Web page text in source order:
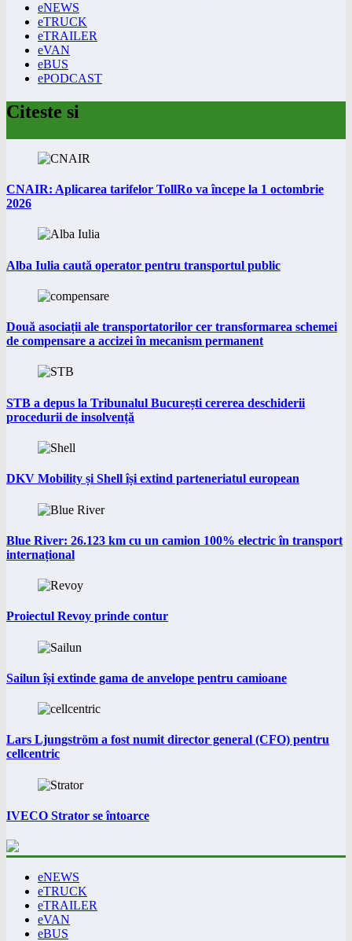
eNEWS
eTRUCK
eTRAILER
eVAN
eBUS
ePODCAST
Citeste si
CNAIR: Aplicarea tarifelor TollRo va începe la 1 octombrie
2026
Alba Iulia caută operator pentru transportul public
Două asociații ale transportatorilor cer transformarea schemei
de compensare a accizei în mecanism permanent
STB a depus la Tribunalul București cererea deschiderii
procedurii de insolvență
DKV Mobility și Shell își extind parteneriatul european
Blue River: 26.123 km cu un camion 100% electric în transport
internațional
Proiectul Revoy prinde contur
Sailun își extinde gama de anvelope pentru camioane
Lars Ljungström a fost numit director general (CFO) pentru
cellcentric
IVECO Strator se întoarce
eNEWS
eTRUCK
eTRAILER
eVAN
eBUS